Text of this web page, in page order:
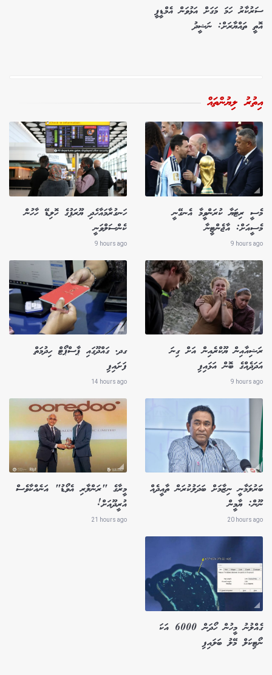
ސަރުކާރު ހަމަ މަގަށް އަޅުވަން އެމްޑީޕީ
އޮތީ ތައްޔާރަށް: ނަޝީދު
އިތުރު ލިޔުންތައް
މެސީ ރިޓަޔާ ކުރަންވީމާ އެނގޭނީ
މެސީއަށް: އާޖެންޓީނާ
9 hours ago
ހަނގުރާމައާހެދި ޔޫރަޕުގެ ހޮލިޑޭ ހާހުން
ކެންސަލްވަނީ
9 hours ago
ރަޝިއާއިން ޔޫކްރެއިން އަށް ގިނަ
އަދަދެއްގެ ބޮން އަޅައިފި
9 hours ago
ގދ. ގައްދޫގައި ޕާސްޕޯޓް ހިދުމަތް
ފަށައިފި
14 hours ago
ބަރުލަމާނީ ނިޒާމަށް ބަދަލުކުރަން ތާއީދެއް
ނޫން: ޔާމީން
20 hours ago
މީރާގެ "ރަންލާރި އެވޯޑު" އަނެއްކާވެސް
އުރީދޫއަށް!
21 hours ago
ގެއްލުނު މީހުން ހޯދަން 6000 އަކަ
ނޯޓިކަލް މޭލު ބަލައިފި